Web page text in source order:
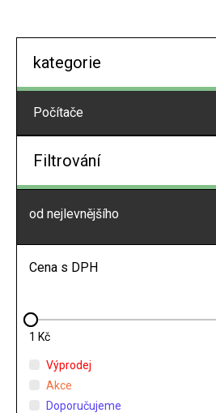
kategorie
Počítače
Filtrování
od nejlevnějšího
Cena s DPH
1
Výprodej
Akce
Doporučujeme